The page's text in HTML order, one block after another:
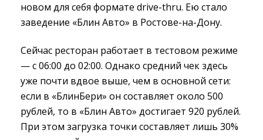
новом для себя формате drive-thru. Ею стало
заведение «Блин Авто» в Ростове-на-Дону.
Сейчас ресторан работает в тестовом режиме
— с 06:00 до 02:00. Однако средний чек здесь
уже почти вдвое выше, чем в основной сети:
если в «БлинБери» он составляет около 500
рублей, то в «Блин Авто» достигает 920 рублей.
При этом загрузка точки составляет лишь 30%